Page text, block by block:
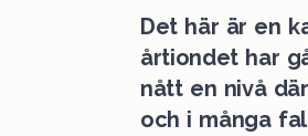
Det här är en
årtiondet har
nått en nivå
och i många